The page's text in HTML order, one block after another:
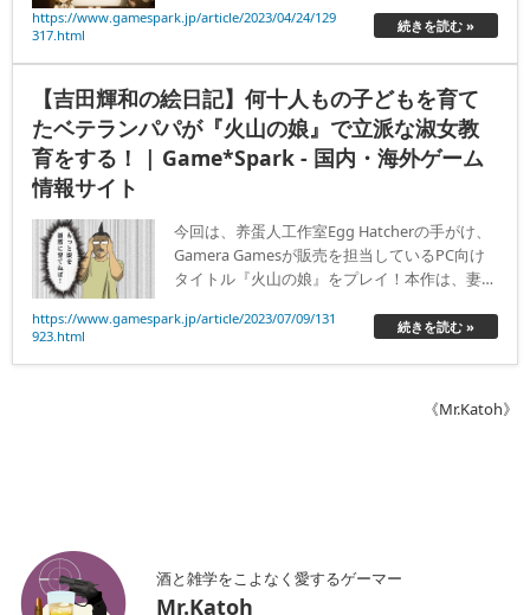
https://www.gamespark.jp/article/2023/04/24/129
317.html
続きを読む »
【吉田輝和の絵日記】何十人もの子どもを育て
たベテランパパが『火山の娘』で立派な淑女教
育をする！ | Game*Spark - 国内・海外ゲーム
情報サイト
今回は、养蛋人工作室Egg Hatcherの手がけ、
Gamera Gamesが販売を担当しているPC向け
タイトル『火山の娘』をプレイ！本作は、妻を
ルチエンディング育成シミュレーションゲーム
https://www.gamespark.jp/article/2023/07/09/131
923.html
続きを読む »
《Mr.Katoh》
酒と雑学をこよなく愛するゲーマー
Mr.Katoh